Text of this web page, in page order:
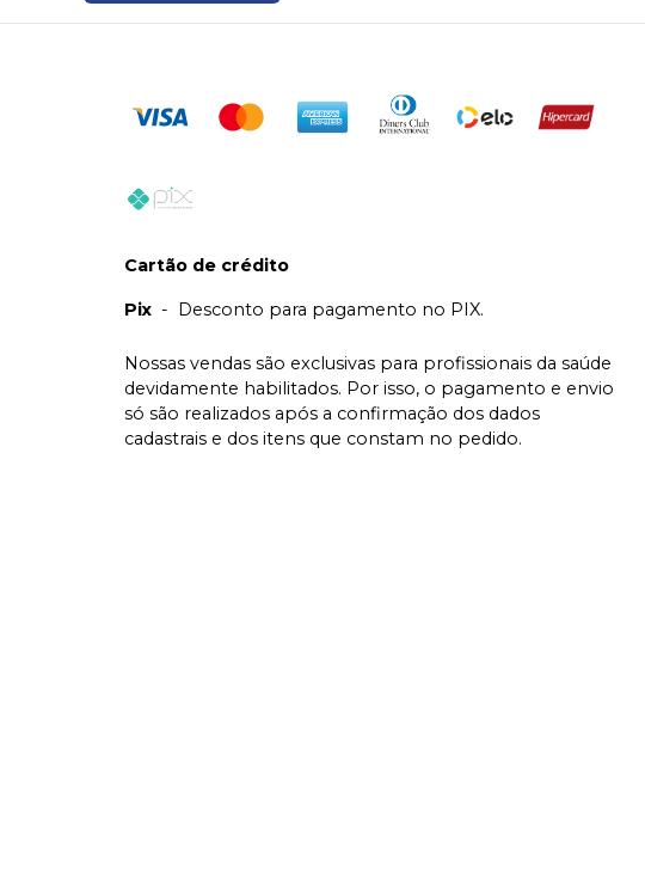
Cartão de crédito
Pix - Desconto para pagamento no PIX.
Nossas vendas são exclusivas para profissionais da saúde
devidamente habilitados. Por isso, o pagamento e envio
só são realizados após a confirmação dos dados
cadastrais e dos itens que constam no pedido.